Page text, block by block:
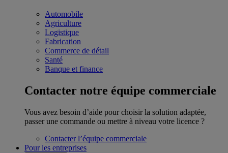
Automobile
Agriculture
Logistique
Fabrication
Commerce de détail
Santé
Banque et finance
Contacter notre équipe commerciale
Vous avez besoin d’aide pour choisir la solution adaptée,
passer une commande ou mettre à niveau votre licence ?
Contacter l’équipe commerciale
Pour les entreprises